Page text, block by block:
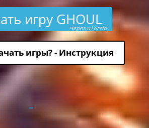
игру GHOUL
через uTorria
игры? - Инструкция